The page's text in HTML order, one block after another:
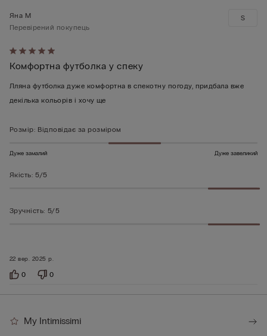
Оцінено
5
з
5
22 вер. 2025 р.
Яна М
Перевірений покупець
Комфортна футболка у спеку
Лляна футболка дуже комфортна в спекотну погоду, придбала вже
декілька кольорів і хочу ще
S
Розмір: Відповідає за розміром
Дуже замалий Дуже завеликий
Якість: 5/5
Зручність: 5/5
0 0
My Intimissimi